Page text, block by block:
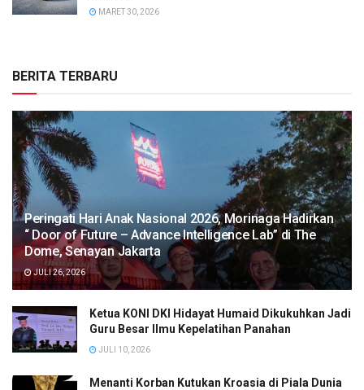
MARET 30, 2026
BERITA TERBARU
Peringati Hari Anak Nasional 2026, Morinaga Hadirkan
“ Door of Future – Advance Intelligence Lab” di The
Dome, Senayan Jakarta
JULI 26, 2026
Ketua KONI DKI Hidayat Humaid Dikukuhkan Jadi
Guru Besar Ilmu Kepelatihan Panahan
JULI 10, 2026
Menanti Korban Kutukan Kroasia di Piala Dunia